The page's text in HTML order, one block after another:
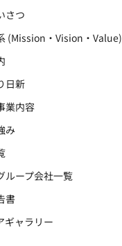
さつ
(Mission・Vision・Value)
日新
業内容
み
ループ会社一覧
書
ギャラリー